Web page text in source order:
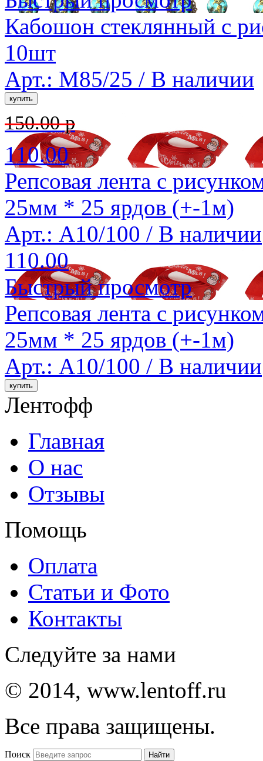
Кабошон стеклянный с
10шт
Арт.: M85/25 / В наличии
150.00 р
110.00
Репсовая лента с
25мм * 25 ярдов (+-1м)
Арт.: A10/100 / В наличии
110.00
Быстрый просмотр
Репсовая лента с
25мм * 25 ярдов (+-1м)
Арт.: A10/100 / В наличии
Лентофф
Главная
О нас
Отзывы
Помощь
Оплата
Статьи и Фото
Контакты
Следуйте за нами
© 2014, www.lentoff.ru
Все права защищены.
Поиск